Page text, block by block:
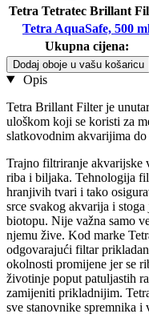
Tetra Tetratec Brillant
Tetra AquaSafe, 500
Ukupna cijena:
Dodaj oboje u vašu košaricu
Opis
Tetra Brillant Filter je
uloškom koji se koristi za
slatkovodnim akvarijima do
Trajno filtriranje akvarijske
riba i biljaka. Tehnologija
hranjivih tvari i tako
srce svakog akvarija i
biotopu. Nije važna samo
njemu žive. Kod marke
odgovarajući filtar
okolnosti promijene jer se
životinje poput patuljastih
zamijeniti prikladnijim.
sve stanovnike spremnika i